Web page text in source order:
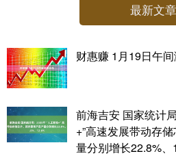
最新文章
财惠赚 1月19日午
前海吉安 国家统计
+”高速发展带动存
量分别增长22.8%、